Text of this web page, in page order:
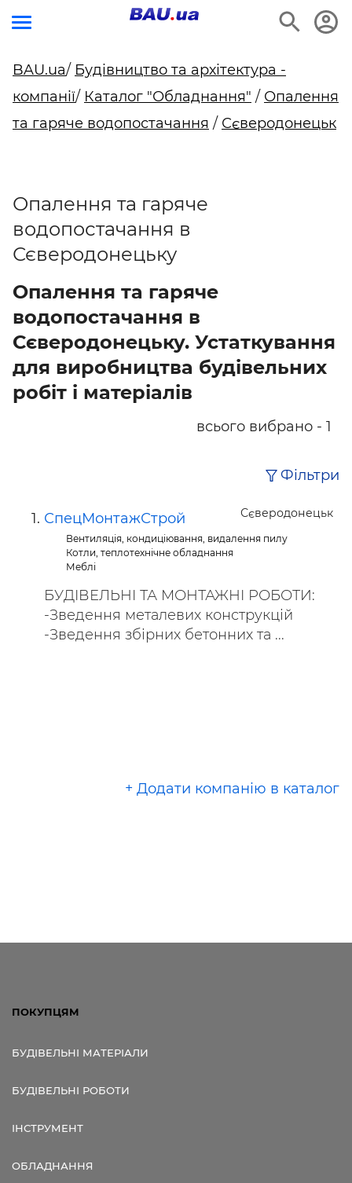
BAU.ua/ Будівництво та архітектура -
компанії/ Каталог "Обладнання" / Опалення
та гаряче водопостачання / Сєверодонецьк
Опалення та гаряче
водопостачання в
Сєверодонецьку
Опалення та гаряче
водопостачання в
Сєверодонецьку. Устаткування
для виробництва будівельних
робіт і матеріалів
всього вибрано - 1
Фільтри
Сєверодонецьк
СпецМонтажСтрой
Вентиляція, кондиціювання, видалення пилу
Котли, теплотехнічне обладнання
Меблі
БУДІВЕЛЬНІ ТА МОНТАЖНІ РОБОТИ:
-Зведення металевих конструкцій
-Зведення збірних бетонних та ...
+ Додати компанію в каталог
ПОКУПЦЯМ
БУДІВЕЛЬНІ МАТЕРІАЛИ
БУДІВЕЛЬНІ РОБОТИ
ІНСТРУМЕНТ
ОБЛАДНАННЯ